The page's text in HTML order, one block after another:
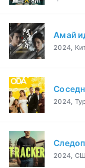
Амай
2024,
2024,
2024,